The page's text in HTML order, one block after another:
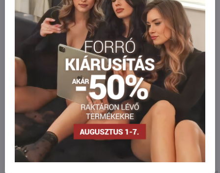
teszik, hogy az alkalomhoz és hangulathoz illő modellt válassz.
Kényelem kompromisszumok nélkül
A modern combfix harisnya ötvözi a csábító megjelenést és a
kényelmet. A rugalmas anyag és a megbízható szilikonpánt biztosítja,
hogy a harisnya egész este a helyén maradjon.
A combfix harisnya szabadságot, magabiztosságot és eleganciát ad
minden lépéshez.
Fórum
(0 hozzászólásokat)
Alternatív hozzászólás: